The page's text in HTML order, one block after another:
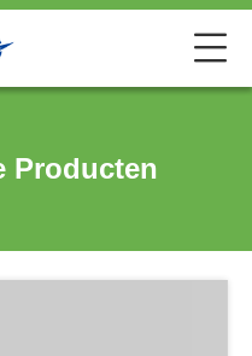
Producten